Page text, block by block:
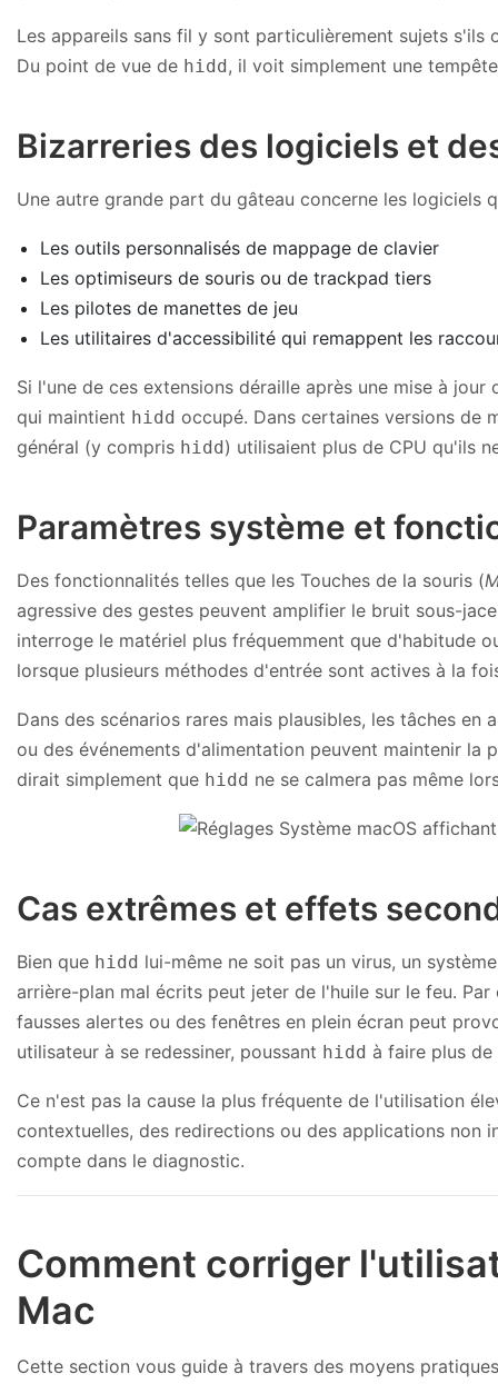
Les appareils sans fil y sont particulièrement sujets
Du point de vue de hidd, il voit simplement une
Bizarreries des logiciels et
Une autre grande part du gâteau concerne les logiciels
Les outils personnalisés de mappage de clavier
Les optimiseurs de souris ou de trackpad tiers
Les pilotes de manettes de jeu
Les utilitaires d'accessibilité qui remappent les
Si l'une de ces extensions déraille après une mise à
qui maintient hidd occupé. Dans certaines versions de
général (y compris hidd) utilisaient plus de CPU qu'ils
Paramètres système et
Des fonctionnalités telles que les Touches de la souris (
agressive des gestes peuvent amplifier le bruit sous-
interroge le matériel plus fréquemment que d'habitude
lorsque plusieurs méthodes d'entrée sont actives à la
Dans des scénarios rares mais plausibles, les tâches
ou des événements d'alimentation peuvent maintenir
dirait simplement que hidd ne se calmera pas même
Cas extrêmes et effets
Bien que hidd lui-même ne soit pas un virus, un
arrière-plan mal écrits peut jeter de l'huile sur le feu.
fausses alertes ou des fenêtres en plein écran peut
utilisateur à se redessiner, poussant hidd à faire plus
Ce n'est pas la cause la plus fréquente de l'utilisation
contextuelles, des redirections ou des applications non
compte dans le diagnostic.
Comment corriger
Mac
Cette section vous guide à travers des moyens